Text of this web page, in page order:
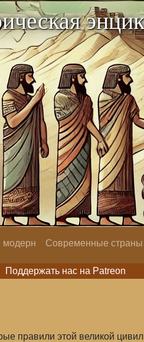
модерн Современные страны
Поддержать нас на Patreon
правили этой великой